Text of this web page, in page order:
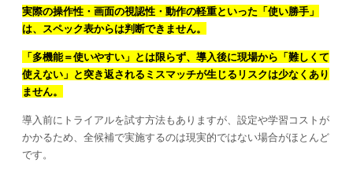
実際の操作性・画面の視認性・動作の軽重といった「使い勝手」
は、スペック表からは判断できません。
「多機能＝使いやすい」とは限らず、導入後に現場から「難しくて
使えない」と突き返されるミスマッチが生じるリスクは少なくあり
ません。
導入前にトライアルを試す方法もありますが、設定や学習コストが
かかるため、全候補で実施するのは現実的ではない場合がほとんど
です。